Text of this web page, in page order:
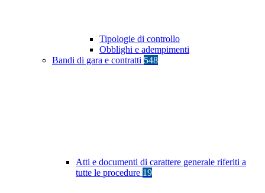
Tipologie di controllo
Obblighi e adempimenti
Bandi di gara e contratti 548
Atti e documenti di carattere generale riferiti a
tutte le procedure 19